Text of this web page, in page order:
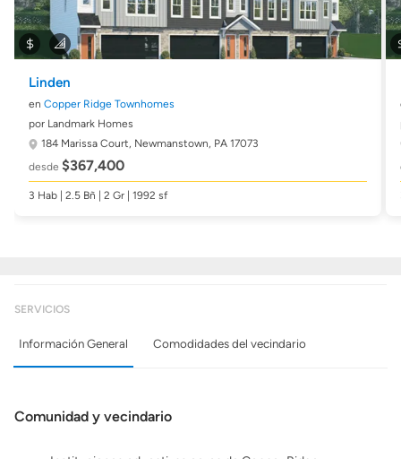
Linden
en Copper Ridge Townhomes
por Landmark Homes
184 Marissa Court, Newmanstown, PA 17073
desde $367,400
3 Hab | 2.5 Bñ | 2 Gr | 1992 sf
SERVICIOS
Información General Comodidades del vecindario
Comunidad y vecindario